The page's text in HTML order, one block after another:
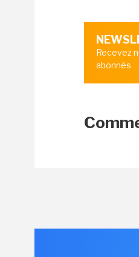
Recevez
abonnés